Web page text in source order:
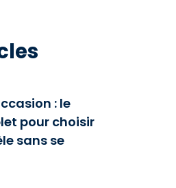
: le
pour choisir
sans se